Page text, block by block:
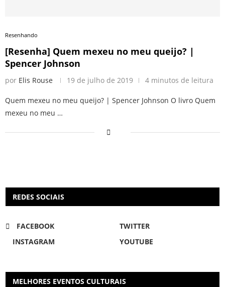
Resenhando
[Resenha] Quem mexeu no meu queijo? |
Spencer Johnson
por Elis Rouse 19 de julho de 2019 4 minutos de leitura
Quem mexeu no meu queijo? | Spencer Johnson O livro Quem
mexeu no meu …
REDES SOCIAIS
FACEBOOK
TWITTER
INSTAGRAM
YOUTUBE
MELHORES EVENTOS CULTURAIS